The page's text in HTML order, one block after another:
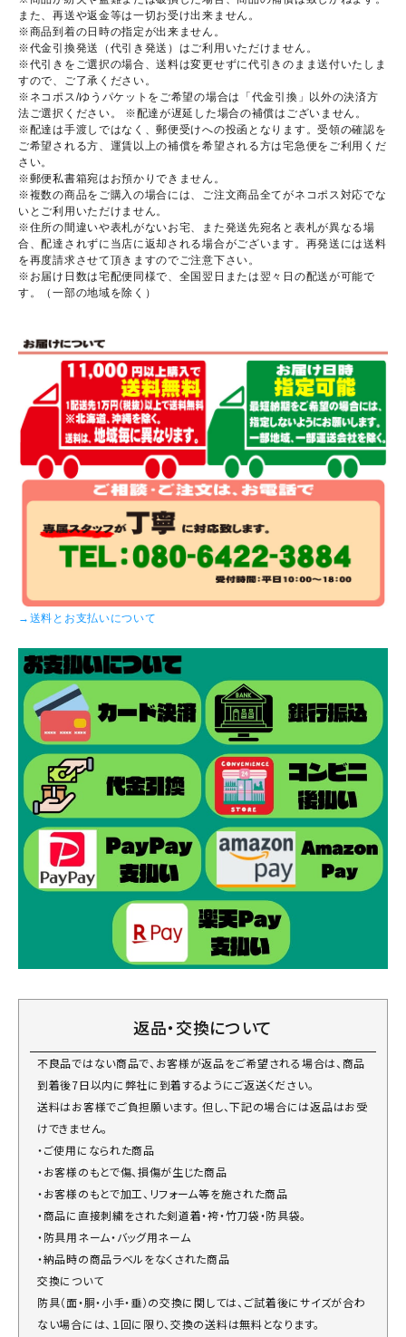
また、再送や返金等は一切お受け出来ません。
※商品到着の日時の指定が出来ません。
※代金引換発送（代引き発送）はご利用いただけません。
※代引きをご選択の場合、送料は変更せずに代引きのまま送付いたしま
すので、ご了承ください。
※ネコポス/ゆうパケットをご希望の場合は「代金引換」以外の決済方
法ご選択ください。 ※配達が遅延した場合の補償はございません。
※配達は手渡しではなく、郵便受けへの投函となります。受領の確認を
ご希望される方、運賃以上の補償を希望される方は宅急便をご利用くだ
さい。
※郵便私書箱宛はお預かりできません。
※複数の商品をご購入の場合には、ご注文商品全てがネコポス対応でな
いとご利用いただけません。
※住所の間違いや表札がないお宅、また発送先宛名と表札が異なる場
合、配達されずに当店に返却される場合がございます。再発送には送料
を再度請求させて頂きますのでご注意下さい。
※お届け日数は宅配便同様で、全国翌日または翌々日の配送が可能で
す。（一部の地域を除く）
→送料とお支払いについて
返品・交換について
不良品ではない商品で、お客様が返品をご希望される場合は、商品
到着後7日以内に弊社に到着するようにご返送ください。
送料はお客様でご負担願います。 但し、下記の場合には返品はお受
けできません。
・ご使用になられた商品
・お客様のもとで傷、損傷が生じた商品
・お客様のもとで加工、リフォーム等を施された商品
・商品に直接刺繍をされた剣道着・袴・竹刀袋・防具袋。
・防具用ネーム・バッグ用ネーム
・納品時の商品ラベルをなくされた商品
交換について
防具（面・胴・小手・垂）の交換に関しては、ご試着後にサイズが合わ
ない場合には、１回に限り、交換の送料は無料となります。